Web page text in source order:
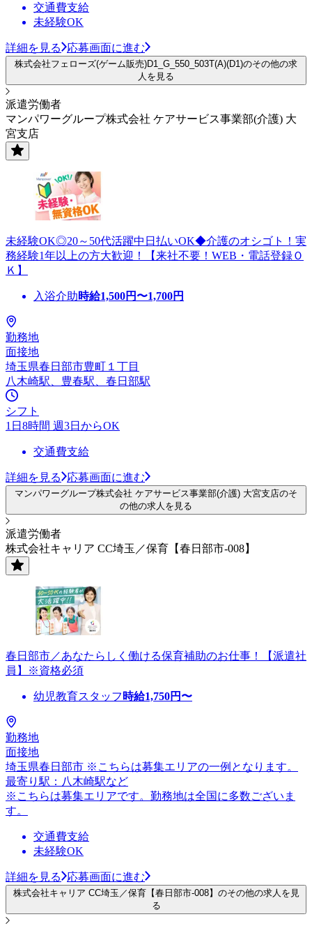
交通費支給
未経験OK
詳細を見る 応募画面に進む
株式会社フェローズ(ゲーム販売)D1_G_550_503T(A)(D1)のその他の求
人を見る
派遣労働者
マンパワーグループ株式会社 ケアサービス事業部(介護) 大
宮支店
未経験OK◎20～50代活躍中日払いOK◆介護のオシゴト！実
務経験1年以上の方大歓迎！【来社不要！WEB・電話登録Ｏ
Ｋ】
入浴介助時給1,500円〜1,700円
勤務地
面接地
埼玉県春日部市豊町１丁目
八木崎駅、豊春駅、春日部駅
シフト
1日8時間 週3日からOK
交通費支給
詳細を見る 応募画面に進む
マンパワーグループ株式会社 ケアサービス事業部(介護) 大宮支店のそ
の他の求人を見る
派遣労働者
株式会社キャリア CC埼玉／保育【春日部市-008】
春日部市／あなたらしく働ける保育補助のお仕事！【派遣社
員】※資格必須
幼児教育スタッフ 時給1,750円〜
勤務地
面接地
埼玉県春日部市 ※こちらは募集エリアの一例となります。
最寄り駅：八木崎駅など
※こちらは募集エリアです。勤務地は全国に多数ございま
す。
交通費支給
未経験OK
詳細を見る 応募画面に進む
株式会社キャリア CC埼玉／保育【春日部市-008】のその他の求人を見
る